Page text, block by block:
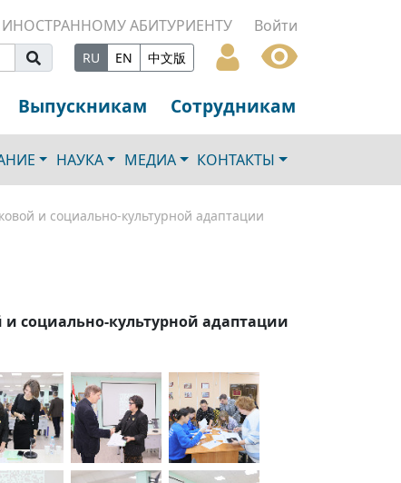
ИНОСТРАННОМУ АБИТУРИЕНТУ Войти
RU EN 中文版
Выпускникам Сотрудникам
НАУКА МЕДИА КОНТАКТЫ
и социально-культурной адаптации
социально-культурной адаптации